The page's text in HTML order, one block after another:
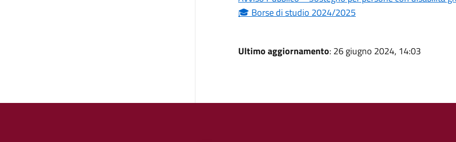
🎓 Borse di studio 2024/2025
Ultimo aggiornamento: 26 giugno 2024, 14:03